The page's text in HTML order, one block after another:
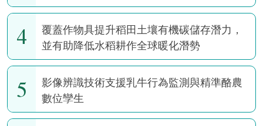
4
覆蓋作物具提升稻田土壤有機碳儲存潛力，
並有助降低水稻耕作全球暖化潛勢
5
影像辨識技術支援乳牛行為監測與精準酪農
數位孿生